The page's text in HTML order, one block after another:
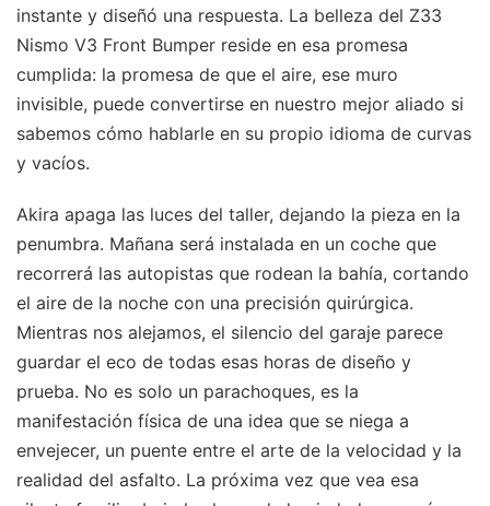
instante y diseñó una respuesta. La belleza del Z33
Nismo V3 Front Bumper reside en esa promesa
cumplida: la promesa de que el aire, ese muro
invisible, puede convertirse en nuestro mejor aliado si
sabemos cómo hablarle en su propio idioma de curvas
y vacíos.
Akira apaga las luces del taller, dejando la pieza en la
penumbra. Mañana será instalada en un coche que
recorrerá las autopistas que rodean la bahía, cortando
el aire de la noche con una precisión quirúrgica.
Mientras nos alejamos, el silencio del garaje parece
guardar el eco de todas esas horas de diseño y
prueba. No es solo un parachoques, es la
manifestación física de una idea que se niega a
envejecer, un puente entre el arte de la velocidad y la
realidad del asfalto. La próxima vez que vea esa